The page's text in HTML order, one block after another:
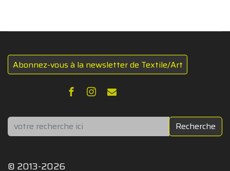
Abonnez-vous à la newsletter de Textile/Art
Rechercher Recherche
© 2013-2026